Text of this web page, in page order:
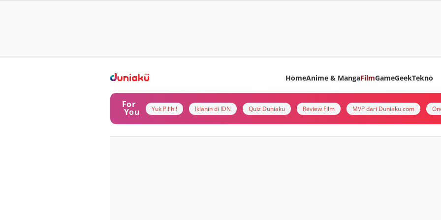
HomeAnime & MangaFilmGameGeekTekno
For
You Yuk Pilih ! Iklanin di IDN Quiz Duniaku Review Film MVP dari Duniaku.com